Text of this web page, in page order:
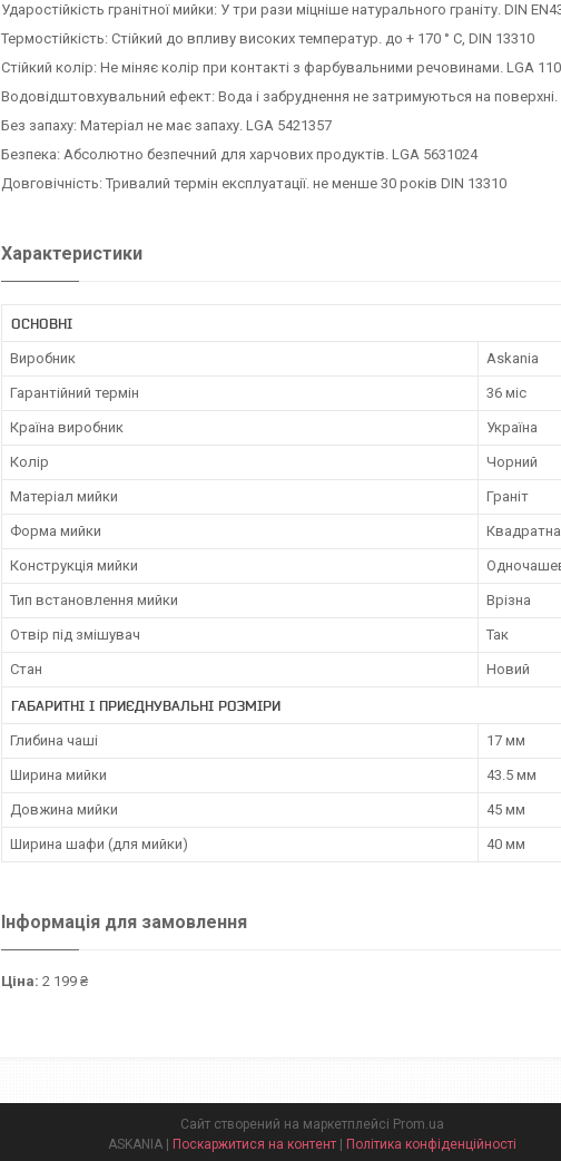
Ударостійкість гранітної мийки: У три рази міцніше натурального граніту. DIN
Термостійкість: Стійкий до впливу високих температур. до + 170 ° C, DIN 13310
Стійкий колір: Не міняє колір при контакті з фарбувальними речовинами. LGA
Водовідштовхувальний ефект: Вода і забруднення не затримуються на поверхні.
Без запаху: Матеріал не має запаху. LGA 5421357
Безпека: Абсолютно безпечний для харчових продуктів. LGA 5631024
Довговічність: Тривалий термін експлуатації. не менше 30 років DIN 13310
Характеристики
ОСНОВНІ
Виробник Askania
Гарантійний термін 36 міс
Країна виробник Україна
Колір Чорний
Матеріал мийки Граніт
Форма мийки Квадратна
Конструкція мийки
Тип встановлення мийки Врізна
Отвір під змішувач Так
Стан Новий
ГАБАРИТНІ І ПРИЄДНУВАЛЬНІ РОЗМІРИ
Глибина чаші 17 мм
Ширина мийки 43.5 мм
Довжина мийки 45 мм
Ширина шафи (для мийки) 40 мм
Інформація для замовлення
Ціна: 2 199 ₴
Сайт створений на маркетплейсі Prom.ua
Поскаржитися на контент Політика конфіденційності